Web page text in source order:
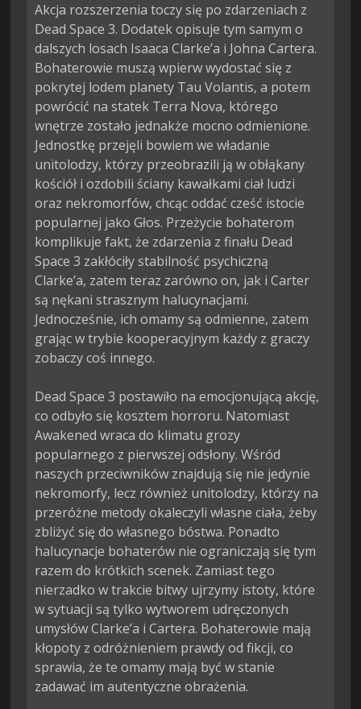
Akcja rozszerzenia toczy się po zdarzeniach z
Dead Space 3. Dodatek opisuje tym samym o
dalszych losach Isaaca Clarke’a i Johna Cartera.
Bohaterowie muszą wpierw wydostać się z
pokrytej lodem planety Tau Volantis, a potem
powrócić na statek Terra Nova, którego
wnętrze zostało jednakże mocno odmienione.
Jednostkę przejęli bowiem we władanie
unitolodzy, którzy przeobrazili ją w obłąkany
kościół i ozdobili ściany kawałkami ciał ludzi
oraz nekromorfów, chcąc oddać cześć istocie
popularnej jako Głos. Przeżycie bohaterom
komplikuje fakt, że zdarzenia z finału Dead
Space 3 zakłóciły stabilność psychiczną
Clarke’a, zatem teraz zarówno on, jak i Carter
są nękani strasznym halucynacjami.
Jednocześnie, ich omamy są odmienne, zatem
grając w trybie kooperacyjnym każdy z graczy
zobaczy coś innego.
Dead Space 3 postawiło na emocjonującą akcję,
co odbyło się kosztem horroru. Natomiast
Awakened wraca do klimatu grozy
popularnego z pierwszej odsłony. Wśród
naszych przeciwników znajdują się nie jedynie
nekromorfy, lecz również unitolodzy, którzy na
przeróżne metody okaleczyli własne ciała, żeby
zbliżyć się do własnego bóstwa. Ponadto
halucynacje bohaterów nie ograniczają się tym
razem do krótkich scenek. Zamiast tego
nierzadko w trakcie bitwy ujrzymy istoty, które
w sytuacji są tylko wytworem udręczonych
umysłów Clarke’a i Cartera. Bohaterowie mają
kłopoty z odróżnieniem prawdy od fikcji, co
sprawia, że te omamy mają być w stanie
zadawać im autentyczne obrażenia.